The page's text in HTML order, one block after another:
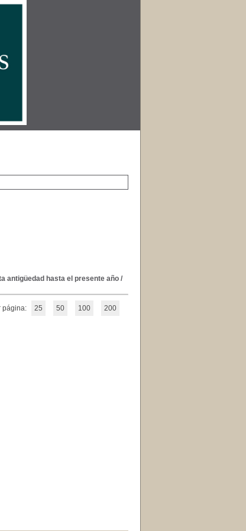
antigüedad hasta el presente año/
página: 25 50 100 200